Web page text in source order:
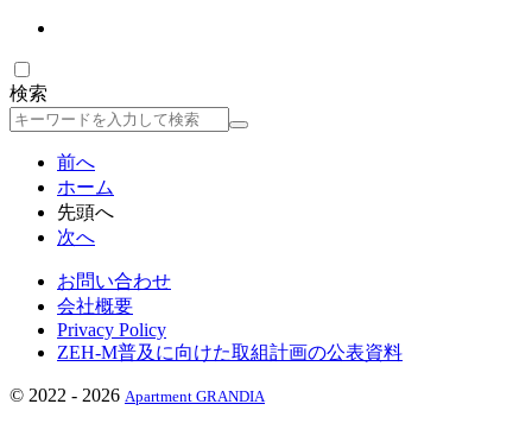
検索
検
前へ
ホーム
先頭へ
次へ
お問い合わせ
会社概要
Privacy Policy
ZEH-M普及に向けた取組計画の公表資料
© 2022 - 2026 Apartment GRANDIA